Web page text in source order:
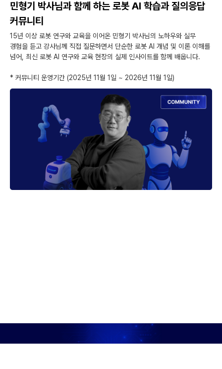
민형기 박사님과 함께 하는 로봇 AI 학습과 질의응답
커뮤니티
15년 이상 로봇 연구와 교육을 이어온 민형기 박사님의 노하우와 실무
경험을 듣고 강사님께 직접 질문하면서 단순한 로봇 AI 개념 및 이론 이해를
넘어, 최신 로봇 AI 연구와 교육 현장의 실제 인사이트를 함께 배웁니다.
* 커뮤니티 운영기간 (2025년 11월 1일 ~ 2026년 11월 1일)